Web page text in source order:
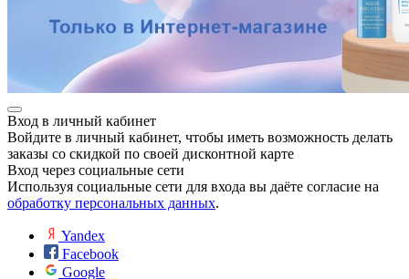
Вход в личный кабинет
Войдите в личный кабинет, чтобы иметь возможность делать
заказы со скидкой по своей дисконтной карте
Вход через социальные сети
Используя социальные сети для входа вы даёте согласие на
обработку персональных данных.
Yandex
Facebook
Google